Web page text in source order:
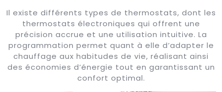
Il existe différents types de thermostats, dont les
thermostats électroniques qui offrent une
précision accrue et une utilisation intuitive. La
programmation permet quant à elle d’adapter le
chauffage aux habitudes de vie, réalisant ainsi
des économies d’énergie tout en garantissant un
confort optimal.